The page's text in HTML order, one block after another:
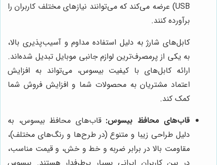
USB) عرضه می‌کند که می‌توانند نیازهای مختلف کاربران را
برآورده کنند.
کابل‌های شارژ به دلیل استفاده مداوم و آسیب‌پذیری بالا،
به یکی از پرمصرف‌ترین لوازم جانبی موبایل تبدیل شده‌اند.
ارائه کابل‌های با کیفیت بیسوس، می‌تواند به افزایش
اعتماد مشتریان به محصولات شما و افزایش فروش شما
کمک کند.
قاب‌های محافظ بیسوس: قاب‌های محافظ بیسوس، به
دلیل طراحی زیبا و متنوع (در طرح‌ها و رنگ‌های مختلف)،
مقاومت بالا در برابر ضربه و خط و خش، و قیمت مناسب،